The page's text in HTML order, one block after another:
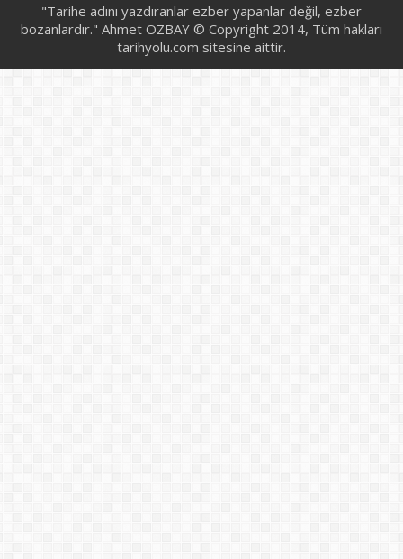
"Tarihe adını yazdıranlar ezber yapanlar değil, ezber
bozanlardır." Ahmet ÖZBAY © Copyright 2014, Tüm hakları
tarihyolu.com sitesine aittir.